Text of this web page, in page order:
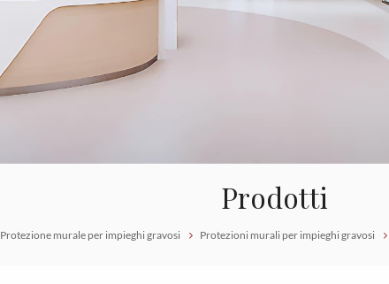
Prodotti
Protezione murale per impieghi gravosi Protezioni murali per impieghi gravosi